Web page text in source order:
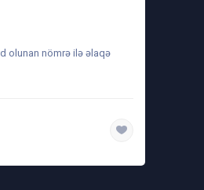
olunan nömrə ilə əlaqə